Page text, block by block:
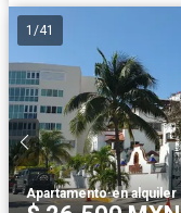
1 /41
Apartamento·en alquiler